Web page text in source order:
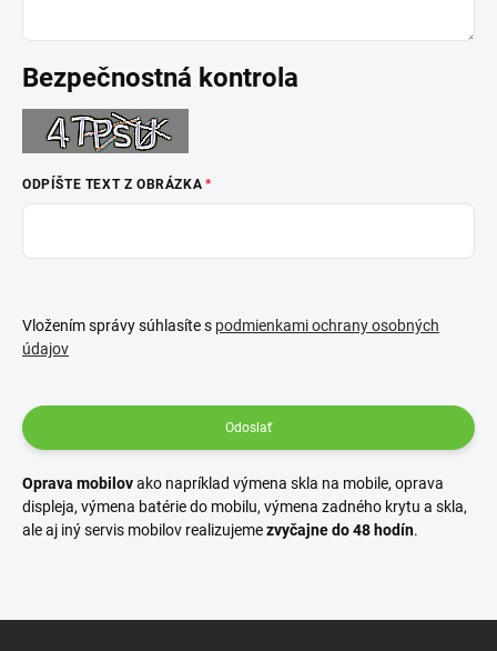
Bezpečnostná kontrola
ODPÍŠTE TEXT Z OBRÁZKA
Vložením správy súhlasíte s podmienkami ochrany osobných
údajov
Odoslať
Oprava mobilovako napríklad výmena skla na mobile, oprava
displeja, výmena batérie do mobilu, výmena zadného krytu a skla,
ale aj iný servis mobilov realizujemezvyčajne do 48 hodín.